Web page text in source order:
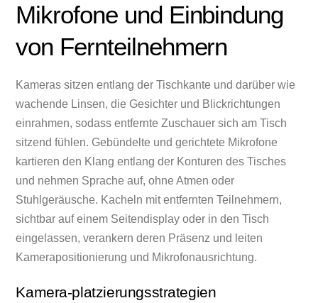
Mikrofone und Einbindung
von Fernteilnehmern
Kameras sitzen entlang der Tischkante und darüber wie
wachende Linsen, die Gesichter und Blickrichtungen
einrahmen, sodass entfernte Zuschauer sich am Tisch
sitzend fühlen. Gebündelte und gerichtete Mikrofone
kartieren den Klang entlang der Konturen des Tisches
und nehmen Sprache auf, ohne Atmen oder
Stuhlgeräusche. Kacheln mit entfernten Teilnehmern,
sichtbar auf einem Seitendisplay oder in den Tisch
eingelassen, verankern deren Präsenz und leiten
Kamerapositionierung und Mikrofonausrichtung.
Kamera-platzierungsstrategien